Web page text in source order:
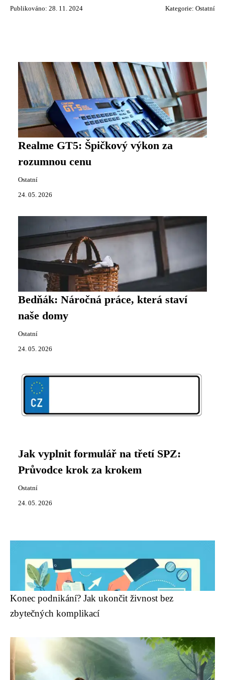
Publikováno: 28. 11. 2024 Kategorie: Ostatní
Realme GT5: Špičkový výkon za
rozumnou cenu
Ostatní
24. 05. 2026
Bedňák: Náročná práce, která staví
naše domy
Ostatní
24. 05. 2026
Jak vyplnit formulář na třetí SPZ:
Průvodce krok za krokem
Ostatní
24. 05. 2026
Konec podnikání? Jak ukončit živnost bez
zbytečných komplikací